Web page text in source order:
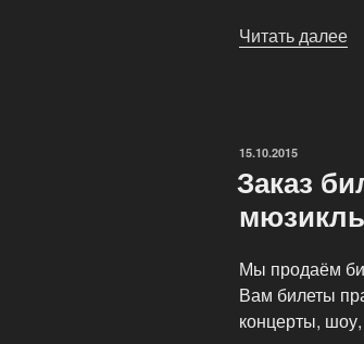
Читать далее
ОПУБЛИКОВАНО
15.10.2015
Заказ
Мы продаём
Вам билеты
концерты,